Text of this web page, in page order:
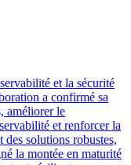
et la sécurité
a confirmé sa
améliorer le
et renforcer la
solutions robustes,
la montée en maturité